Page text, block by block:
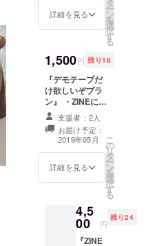
にできず、
会、披露で
きる機会は
ライブのみ
となってい
るのが現状
です。
そこで遠方
方含め、皆
さまに、
歌、そして
など）を閲覧で
きるプランで
詳細を見る
タ
ー
ン
を
選
択
す
る
1,500円 残り18
『デモテープだ
け欲しいぞプラ
ン』 ・ZINEに付
属する１曲入り
の書き下ろしデ
モテープをお送
りします。
（ZINEは付属し
ません） ・活動
支援者：2人
お届け予定：
2019年05月
詳細を見る
こ
の
リ
タ
ー
ン
を
選
択
す
る
4,5
00 円
残り24
『ZINE